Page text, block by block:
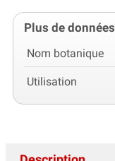
Plus de données
Nom botanique
Utilisation